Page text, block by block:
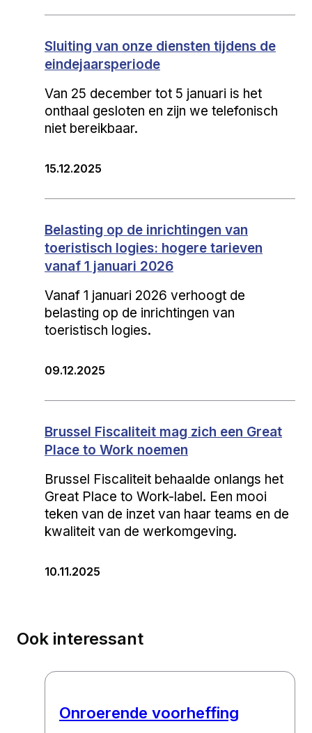
Sluiting van onze diensten tijdens de
eindejaarsperiode
Van 25 december tot 5 januari is het
onthaal gesloten en zijn we telefonisch
niet bereikbaar.
15.12.2025
Belasting op de inrichtingen van
toeristisch logies: hogere tarieven
vanaf 1 januari 2026
Vanaf 1 januari 2026 verhoogt de
belasting op de inrichtingen van
toeristisch logies.
09.12.2025
Brussel Fiscaliteit mag zich een Great
Place to Work noemen
Brussel Fiscaliteit behaalde onlangs het
Great Place to Work-label. Een mooi
teken van de inzet van haar teams en de
kwaliteit van de werkomgeving.
10.11.2025
Ook interessant
Onroerende voorheffing